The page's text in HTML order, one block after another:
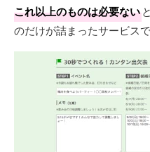
これ以上のものは必要ない
のだけが詰まったサービスで